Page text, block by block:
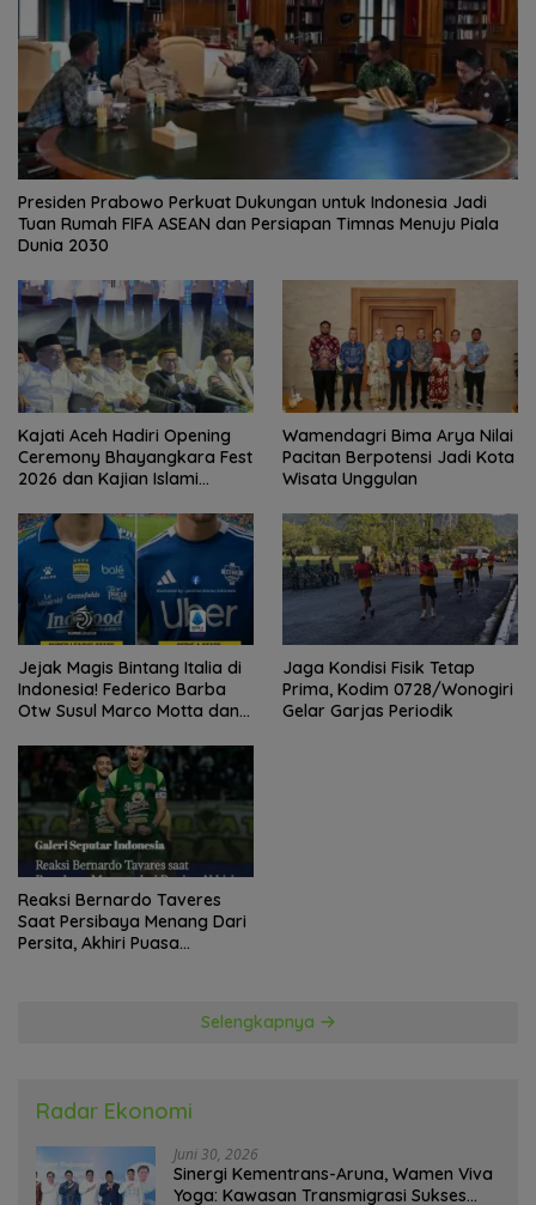
Presiden Prabowo Perkuat Dukungan untuk Indonesia Jadi
Tuan Rumah FIFA ASEAN dan Persiapan Timnas Menuju Piala
Dunia 2030
Kajati Aceh Hadiri Opening
Ceremony Bhayangkara Fest
2026 dan Kajian Islami
Adi Hidayat
Wamendagri Bima Arya Nilai
Pacitan Berpotensi Jadi Kota
Wisata Unggulan
Jejak Magis Bintang Italia di
Indonesia! Federico Barba
Otw Susul Marco Motta dan
Trofi?
Jaga Kondisi Fisik Tetap
Prima, Kodim 0728/Wonogiri
Gelar Garjas Periodik
Reaksi Bernardo Taveres
Saat Persibaya Menang Dari
Persita, Akhiri Puasa
Selengkapnya
Radar Ekonomi
Juni 30, 2026
Sinergi Kementrans-Aruna, Wamen Viva
Yoga: Kawasan Transmigrasi Sukses